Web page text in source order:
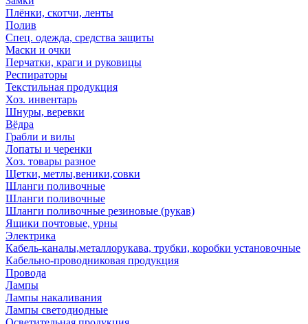
Плёнки, скотчи, ленты
Полив
Спец. одежда, средства защиты
Маски и очки
Перчатки, краги и руковицы
Респираторы
Текстильная продукция
Хоз. инвентарь
Шнуры, веревки
Вёдра
Грабли и вилы
Лопаты и черенки
Хоз. товары разное
Щетки, метлы,веники,совки
Шланги поливочные
Шланги поливочные
Шланги поливочные резиновые (рукав)
Ящики почтовые, урны
Электрика
Кабель-каналы,металлорукава, трубки, коробки установочные
Кабельно-проводниковая продукция
Провода
Лампы
Лампы накаливания
Лампы светодиодные